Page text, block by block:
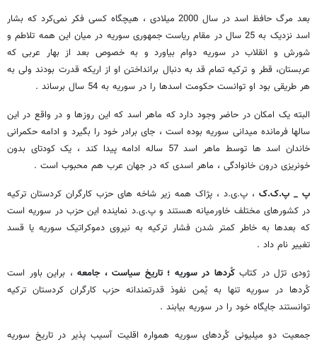
بعد مرگ حافظ اسد در سال 2000 میلادی ، هیچگاه کسی فکر نمی‌کرد که بشار
اسد نزدیک به 25 سال در مقام ریاست جمهوری سوریه در میان این همه تلاطم و
شورش و انقلاب در سوریه دوام بیاورد و به خصوص بعد از بهار عربی که
عربستان، قطر و ترکیه تمام قد به دنبال برانداختن او از اریکه قدرت بودند ولی به
هر طریقی بود او توانست حکومت اسدها را در سوریه به 54 سال برساند .
البته یک امکان در حاضر وجود دارد که ماهر اسد که این روزها و در واقع در این
سالها فرمانده میدانی سوریه بوده است ، جای برادر خود را بگیرد و ادامه حکمرانی
خاندان اسد ها توسط ماهر اسد 57 ساله ادامه پیدا کند ، یک کودتای بدون
خونریزی درون خانوادگی ، ماهر اسدی که در جهان عرب هم محبوب است .
پ _ پ.ک.ک ، پ.ی.د ، پژاک همه زیر شاخه های حزب کارگران کردستان ترکیه
در کشورهای مختلف خاورمیانه هستند و پ.ی.د نماینده این حزب در سوریه است
که بعدها به خاطر کمتر شدن فشار ترکیه به نیروی دموکراتیک سوریه یا قسد
تغییر نام داد .
ژودی تژل در کتابکُردها در سوریه ؛ تاریخ سیاست ، جامعه، براین باور است
کُردها در سوریه تنها به یُمن نفوذ قدرتمندانه حزب کارگران کردستان ترکیه
توانستند جایگاه خود را در سوریه بیابند .
جمعیت دو میلیونی کُردهای سوریه همواره اقلیت آسیب پذیر در تاریخ سوریه